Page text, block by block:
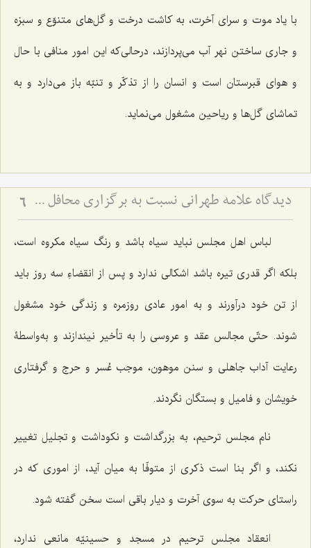
با یاد موت و سرای آخرت، به کاشت درخت و گل‌های متنوّع و سبزه
و جاری ساختن نهر آب می‌پردازند، در‌حالی‌که این امور منافی با حال
و هوای قبرستان است و انسان را از تذکّر و تنبّه باز می‌دارد و به
تماشای گل‌ها و ریاحین مشغول می‌نماید.
دیدگاه علاّمه طهرانی نسبت به برگزاری محافل جشن و عروسی و ترحیم 6
لباس اهل مجلس نباید سیاه باشد و رنگ سیاه مکروه است،
بلکه اگر قدری تیره باشد اشکالی ندارد و پس از انقضاءِ سه روز باید
از تن خود درآورند و به امور عادی روزمره و زندگی خود مشغول
شوند. حتّی مجالس عقد و عروسی را به تأخیر نیندازند و به‌واسطۀ
رعایت آداب جاهلی و سنن موهون، موجب عُسر و حرج و گرفتاری
خویشان و فامیل و بستگان نگردند.
نام مجلس ترحیم، به بزرگداشت و نکوداشت و تجلیل تغییر
نکند، و اگر بنا است ذکری از متوفّا به میان آید، از اموری که در
راستای حرکت به سوی آخرت و دیار باقی است سخن گفته شود.
انعقاد مجلس ترحیم در مسجد و حسینیّه مانعی ندارد،